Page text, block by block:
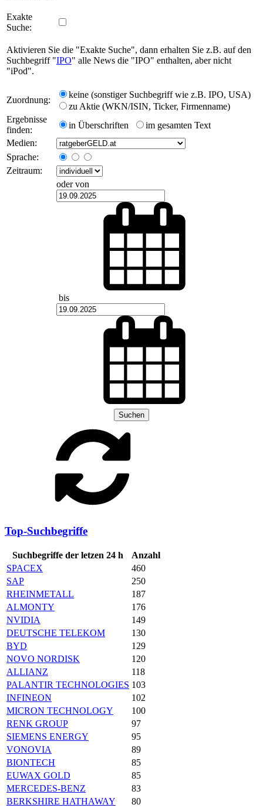
Exakte
Suche:
Aktivieren Sie die "Exakte Suche", dann erhalten Sie z.B. auf den
Suchbegriff "IPO" alle News die "IPO" enthalten, aber nicht
"iPod".
Zuordnung:
keine (sonstiger Suchbegriff wie z.B. IPO, USA)
zu Aktie (WKN/ISIN, Ticker, Firmenname)
Ergebnisse
finden:
in Überschriften
im gesamten Text
Medien:
Sprache:
Zeitraum:
oder von
bis
Suchen
Top-Suchbegriffe
Suchbegriffe der letzen 24 h
Anzahl
SPACEX
460
SAP
250
RHEINMETALL
187
ALMONTY
176
NVIDIA
149
DEUTSCHE TELEKOM
130
BYD
129
NOVO NORDISK
120
ALLIANZ
118
PALANTIR TECHNOLOGIES 103
INFINEON
102
MICRON TECHNOLOGY
100
RENK GROUP
97
SIEMENS ENERGY
95
VONOVIA
89
BIONTECH
85
EUWAX GOLD
85
MERCEDES-BENZ
83
BERKSHIRE HATHAWAY
80